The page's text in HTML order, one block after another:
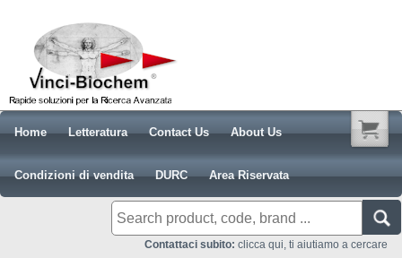
Home Letteratura Contact Us About Us
Condizioni di vendita DURC Area Riservata
Contattaci subito: clicca qui, ti aiutiamo a cercare